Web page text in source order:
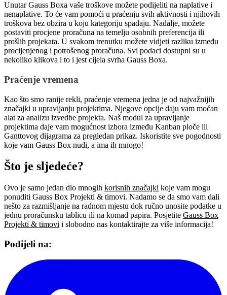
Unutar Gauss Boxa vaše troškove možete podijeliti na naplative i
nenaplative. To će vam pomoći u praćenju svih aktivnosti i njihovih
troškova bez obzira u koju kategoriju spadaju. Nadalje, možete
postaviti procjene proračuna na temelju osobnih preferencija ili
prošlih projekata. U svakom trenutku možete vidjeti razliku između
procijenjenog i potrošenog proračuna. Svi podaci dostupni su u
nekoliko klikova i to i jest cijela svrha Gauss Boxa.
Praćenje vremena
Kao što smo ranije rekli, praćenje vremena jedna je od najvažnijih
značajki u upravljanju projektima. Njegove opcije daju vam moćan
alat za analizu izvedbe projekta. Naš modul za upravljanje
projektima daje vam mogućnost izbora između Kanban ploče ili
Ganttovog dijagrama za pregledan prikaz. Iskoristite sve pogodnosti
koje vam Gauss Box nudi, a ima ih mnogo!
Što je sljedeće?
Ovo je samo jedan dio mnogih korisnih značajki koje vam mogu
ponuditi Gauss Box Projekti & timovi. Nadamo se da smo vam dali
nešto za razmišljanje na radnom mjestu dok ručno unosite podatke u
jednu proračunsku tablicu ili na komad papira. Posjetite Gauss Box
Projekti & timovi i slobodno nas kontaktirajte za više informacija!
Podijeli na: